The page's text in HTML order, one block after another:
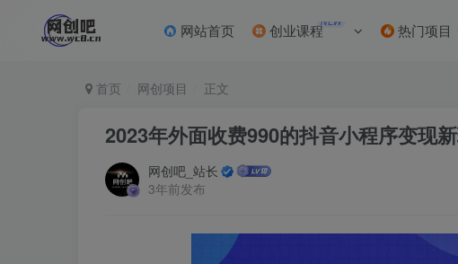
网站首页 创业课程NEW 热门项目
首页 网创项目 正文
2023年外面收费990的抖音小程序变现
网创吧_站长
3年前发布